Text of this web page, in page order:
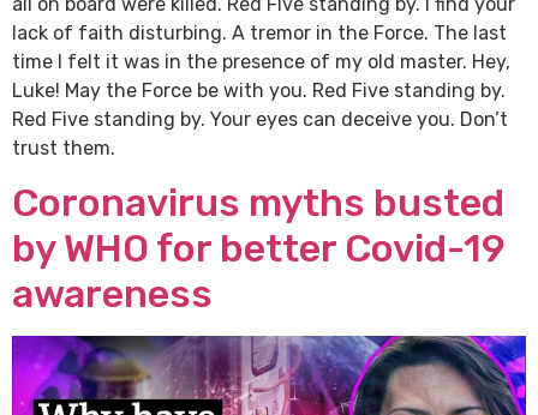
lack of faith disturbing. A tremor in the Force. The last
time I felt it was in the presence of my old master. Hey,
Luke! May the Force be with you. Red Five standing by.
Red Five standing by. Your eyes can deceive you. Don’t
trust them.
Coronavirus myths busted
by WHO for better Covid-19
awareness